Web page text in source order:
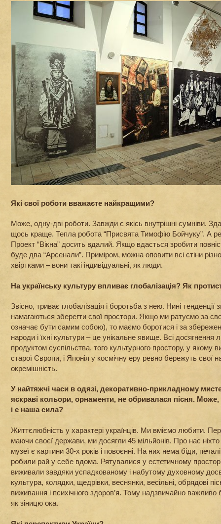
Які свої роботи вважаєте найкращими?
Може, одну-дві роботи. Завжди є якісь внутрішні сумніви.
щось краще. Тепла робота “Присвята Тимофію Бойчуку”. А
Проект “Вікна” досить вдалий. Якщо вдасться зробити
буде два “Арсенали”. Приміром, можна оповити всі стіни
хвіртками – вони такі індивідуальні, як люди.
На українську культуру впливає глобалізація? Як
Звісно, триває глобалізація і боротьба з нею. Нині тенденції
намагаються зберегти свої простори. Якщо ми ратуємо за
означає бути самим собою), то маємо боротися і за
народи і їхні культури – це унікальне явище. Всі досягнення
продуктом суспільства, того культурного простору, у якому
старої Європи, і Японія у космічну еру ревно бережуть свої
окремішність.
У найтяжчі часи в одязі, декоративно-прикладному
яскраві кольори, орнаменти, не обривалася пісня. Може,
і є наша сила?
Життєлюбність у характері українців. Ми вміємо любити.
маючи своєї держави, ми досягли 45 мільйонів. Про нас ніхто
музеї є картини 30-х років і повоєнні. На них нема біди,
робили рай у себе вдома. Рятувалися у естетичному
виживали завдяки успадкованому і набутому духовному
культура, колядки, щедрівки, веснянки, весільні, обрядові
виживання і психічного здоров’я. Тому надзвичайно важливо
як зіницю ока.